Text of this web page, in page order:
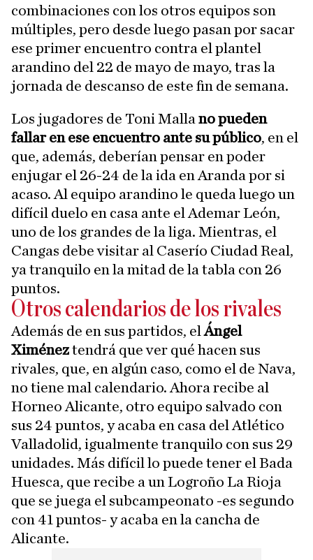
combinaciones con los otros equipos son
múltiples, pero desde luego pasan por sacar
ese primer encuentro contra el plantel
arandino del 22 de mayo de mayo, tras la
jornada de descanso de este fin de semana.
Los jugadores de Toni Malla no pueden
fallar en ese encuentro ante su público, en el
que, además, deberían pensar en poder
enjugar el 26-24 de la ida en Aranda por si
acaso. Al equipo arandino le queda luego un
difícil duelo en casa ante el Ademar León,
uno de los grandes de la liga. Mientras, el
Cangas debe visitar al Caserío Ciudad Real,
ya tranquilo en la mitad de la tabla con 26
puntos.
Otros calendarios de los rivales
Además de en sus partidos, elÁngel
Ximéneztendrá que ver qué hacen sus
rivales, que, en algún caso, como el de Nava,
no tiene mal calendario. Ahora recibe al
Horneo Alicante, otro equipo salvado con
sus 24 puntos, y acaba en casa del Atlético
Valladolid, igualmente tranquilo con sus 29
unidades. Más difícil lo puede tener el Bada
Huesca, que recibe a un Logroño La Rioja
que se juega el subcampeonato -es segundo
con 41 puntos- y acaba en la cancha de
Alicante.